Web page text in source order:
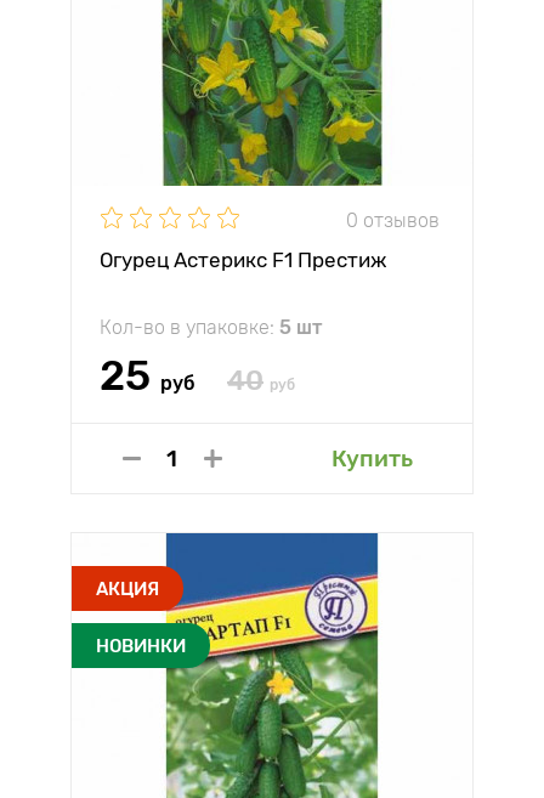
0 отзывов
Огурец Астерикс F1 Престиж
Кол-во в упаковке: 5 шт
25 руб 40 руб
Купить
АКЦИЯ
НОВИНКИ